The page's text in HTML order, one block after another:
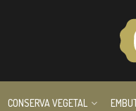
CONSERVA VEGETAL